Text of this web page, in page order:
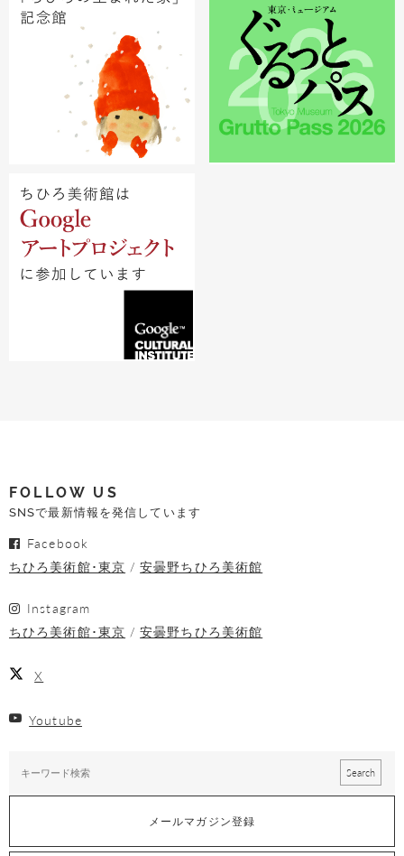
FOLLOW US
SNSで最新情報を発信しています
Facebook
ちひろ美術館･東京
安曇野ちひろ美術館
Instagram
ちひろ美術館･東京
安曇野ちひろ美術館
X
Youtube
メールマガジン登録